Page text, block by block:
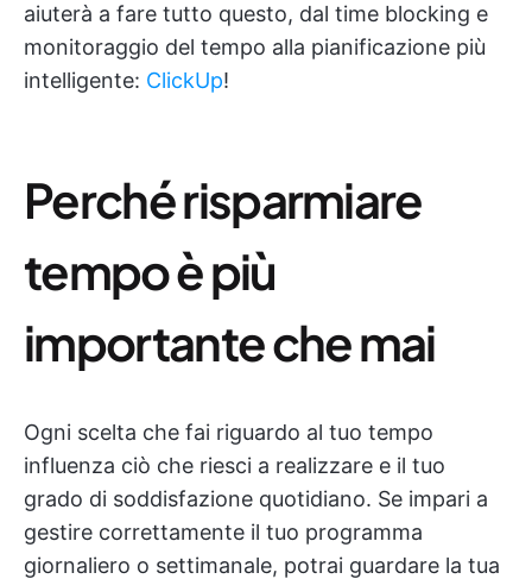
aiuterà a fare tutto questo, dal time blocking e
monitoraggio del tempo alla pianificazione più
intelligente: ClickUp!
Perché risparmiare
tempo è più
importante che mai
Ogni scelta che fai riguardo al tuo tempo
influenza ciò che riesci a realizzare e il tuo
grado di soddisfazione quotidiano. Se impari a
gestire correttamente il tuo programma
giornaliero o settimanale, potrai guardare la tua